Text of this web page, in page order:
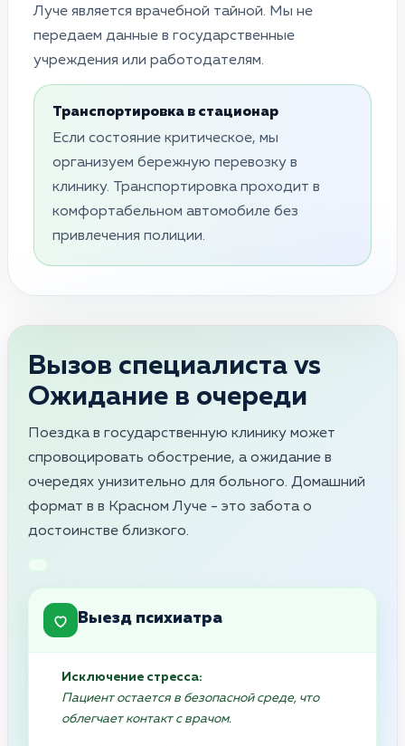
Луче является врачебной тайной. Мы не
передаем данные в государственные
учреждения или работодателям.
Транспортировка в стационар
Если состояние критическое, мы
организуем бережную перевозку в
клинику. Транспортировка проходит в
комфортабельном автомобиле без
привлечения полиции.
Вызов специалиста vs
Ожидание в очереди
Поездка в государственную клинику может
спровоцировать обострение, а ожидание в
очередях унизительно для больного. Домашний
формат в в Красном Луче - это забота о
достоинстве близкого.
Выезд психиатра
Исключение стресса:
Пациент остается в безопасной среде, что
облегчает контакт с врачом.